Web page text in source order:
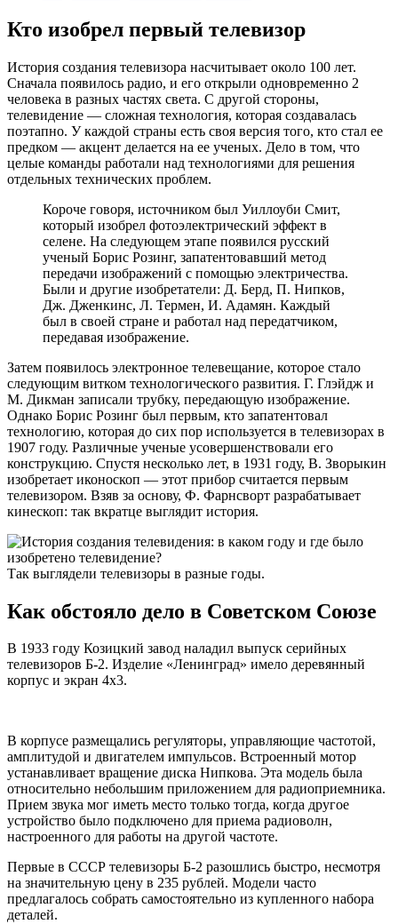
Кто изобрел первый телевизор
История создания телевизора насчитывает около 100 лет.
Сначала появилось радио, и его открыли одновременно 2
человека в разных частях света. С другой стороны,
телевидение — сложная технология, которая создавалась
поэтапно. У каждой страны есть своя версия того, кто стал ее
предком — акцент делается на ее ученых. Дело в том, что
целые команды работали над технологиями для решения
отдельных технических проблем.
Короче говоря, источником был Уиллоуби Смит,
который изобрел фотоэлектрический эффект в
селене. На следующем этапе появился русский
ученый Борис Розинг, запатентовавший метод
передачи изображений с помощью электричества.
Были и другие изобретатели: Д. Берд, П. Нипков,
Дж. Дженкинс, Л. Термен, И. Адамян. Каждый
был в своей стране и работал над передатчиком,
передавая изображение.
Затем появилось электронное телевещание, которое стало
следующим витком технологического развития. Г. Глэйдж и
М. Дикман записали трубку, передающую изображение.
Однако Борис Розинг был первым, кто запатентовал
технологию, которая до сих пор используется в телевизорах в
1907 году. Различные ученые усовершенствовали его
конструкцию. Спустя несколько лет, в 1931 году, В. Зворыкин
изобретает иконоскоп — этот прибор считается первым
телевизором. Взяв за основу, Ф. Фарнсворт разрабатывает
кинескоп: так вкратце выглядит история.
Так выглядели телевизоры в разные годы.
Как обстояло дело в Советском Союзе
В 1933 году Козицкий завод наладил выпуск серийных
телевизоров Б-2. Изделие «Ленинград» имело деревянный
корпус и экран 4х3.
В корпусе размещались регуляторы, управляющие частотой,
амплитудой и двигателем импульсов. Встроенный мотор
устанавливает вращение диска Нипкова. Эта модель была
относительно небольшим приложением для радиоприемника.
Прием звука мог иметь место только тогда, когда другое
устройство было подключено для приема радиоволн,
настроенного для работы на другой частоте.
Первые в СССР телевизоры Б-2 разошлись быстро, несмотря
на значительную цену в 235 рублей. Модели часто
предлагалось собрать самостоятельно из купленного набора
деталей.